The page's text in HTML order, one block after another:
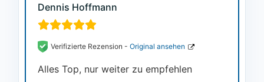
Dennis Hoffmann
Verifizierte Rezension - Original ansehen
Alles Top, nur weiter zu empfehlen